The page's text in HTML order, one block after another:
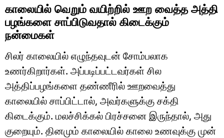
காலையில் வெறும் வயிற்றில் ஊற வைத்த அத்தி
பழங்களை சாப்பிடுவதால் கிடைக்கும்
நன்மைகள்
சிலர் காலையில் எழுந்தவுடன் சோம்பலாக
உணர்கிறார்கள். அப்படிப்பட்டவர்கள் சில
அத்திப்பழங்களை தண்ணீரில் ஊறவைத்து
காலையில் சாப்பிட்டால், அவர்களுக்கு சக்தி
கிடைக்கும். மலச்சிக்கல் பிரச்சனை இருந்தால், அது
குறையும். தினமும் காலையில் காலை உணவுக்கு முன்